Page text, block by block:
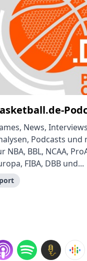
News,
Podcasts und
NBA, BBL, NCAA,
FIBA, DBB und...